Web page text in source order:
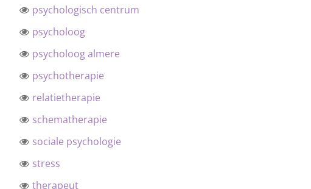
psychologisch centrum
psycholoog
psycholoog almere
psychotherapie
relatietherapie
schematherapie
sociale psychologie
stress
therapeut